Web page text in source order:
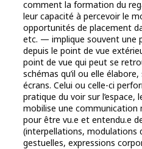
comment la formation du
leur capacité à percevoir le
opportunités de placement
etc. — implique souvent une
depuis le point de vue
point de vue qui peut se
schémas qu’il ou elle
écrans. Celui ou celle-ci
pratique du voir sur
mobilise une communication
pour être vu.e et entendu.e
(interpellations, modulations
gestuelles, expressions